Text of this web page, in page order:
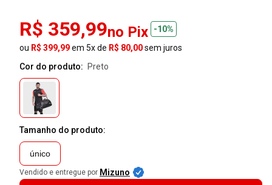
R$ 359,99no Pix
-10%
ou R$ 399,99em 5x de R$ 80,00sem juros
Cor do produto:
preto
Tamanho do produto:
único
Vendido e entregue por Mizuno